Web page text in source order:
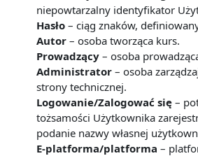
niepowtarzalny identyfikator
Hasło – ciąg znaków,
Autor – osoba tworząca kurs.
Prowadzący – osoba
Administrator – osoba
strony technicznej.
Logowanie/Zalogować się –
tożsamości Użytkownika
podanie nazwy własnej
E-platforma/platforma –